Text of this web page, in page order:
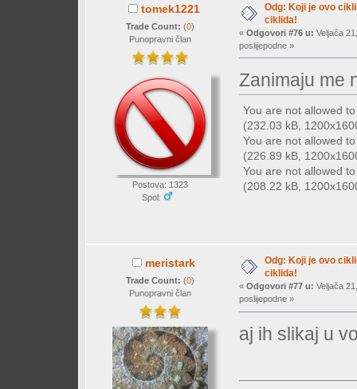
tomek1221
Trade Count: (0)
Punopravni član
Postova: 1323
Spol:
Odg: Koji je ovo
ciklida!
« Odgovori #76 u: Veljača
poslijepodne »
Zanimaju me
You are not allowed
(232.03 kB,
You are not allowed
(226.89 kB,
You are not allowed
(208.22 kB,
meristark
Trade Count: (0)
Punopravni član
Odg: Koji je ovo
ciklida!
« Odgovori #77 u: Veljača
poslijepodne »
aj ih slikaj u